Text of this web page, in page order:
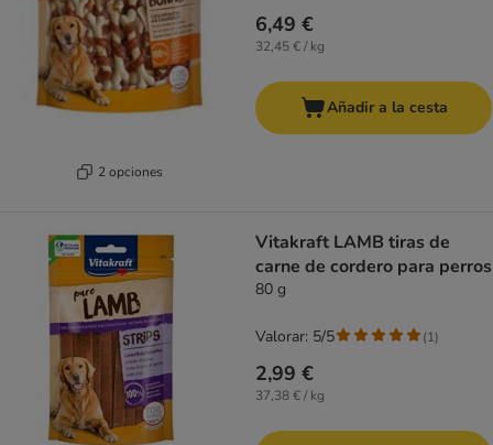
2 opciones
6,49 €
32,45 € / kg
Añadir a la cesta
Vitakraft LAMB tiras de
carne de cordero para perros
80 g
2,99 €
37,38 € / kg
Valorar: 5/5 (1)